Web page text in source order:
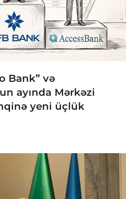
Bank” və
ayında Mərkəzi
yeni üçlük